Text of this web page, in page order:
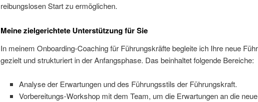
reibungslosen Start zu ermöglichen.
Meine zielgerichtete Unterstützung für Sie
In meinem Onboarding-Coaching für Führungskräfte begleite ich Ihre neue
gezielt und strukturiert in der Anfangsphase. Das beinhaltet folgende Bereiche:
Analyse der Erwartungen und des Führungsstils der Führungskraft.
Vorbereitungs-Workshop mit dem Team, um die Erwartungen an die neue